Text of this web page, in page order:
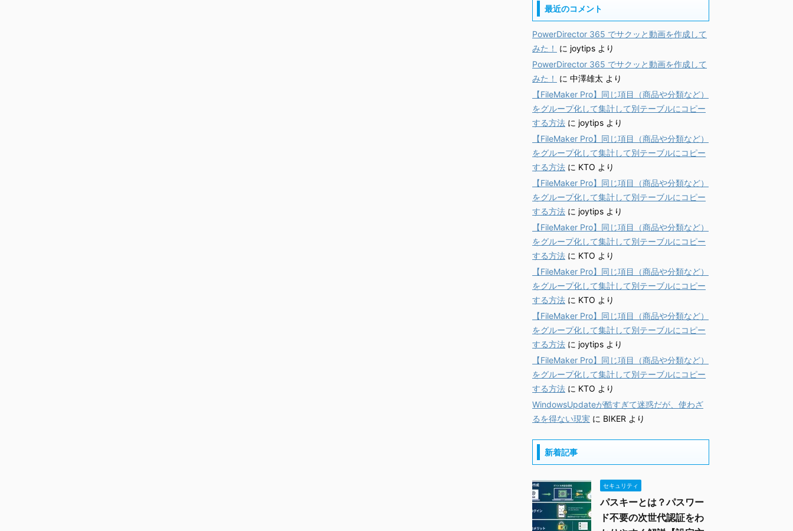
最近のコメント
PowerDirector 365 でサクッと動画を作成して
みた！
に joytips より
PowerDirector 365 でサクッと動画を作成して
みた！
に 中澤雄太 より
【FileMaker Pro】同じ項目（商品や分類など）
をグループ化して集計して別テーブルにコピー
する方法 に joytips より
【FileMaker Pro】同じ項目（商品や分類など）
をグループ化して集計して別テーブルにコピー
する方法 に KTO より
【FileMaker Pro】同じ項目（商品や分類など）
をグループ化して集計して別テーブルにコピー
する方法 に joytips より
【FileMaker Pro】同じ項目（商品や分類など）
をグループ化して集計して別テーブルにコピー
する方法 に KTO より
【FileMaker Pro】同じ項目（商品や分類など）
をグループ化して集計して別テーブルにコピー
する方法 に KTO より
【FileMaker Pro】同じ項目（商品や分類など）
をグループ化して集計して別テーブルにコピー
する方法 に joytips より
【FileMaker Pro】同じ項目（商品や分類など）
をグループ化して集計して別テーブルにコピー
する方法 に KTO より
WindowsUpdateが酷すぎて迷惑だが、使わざ
るを得ない現実 に BIKER より
新着記事
セキュリティ
パスキーとは？パスワー
ド不要の次世代認証をわ